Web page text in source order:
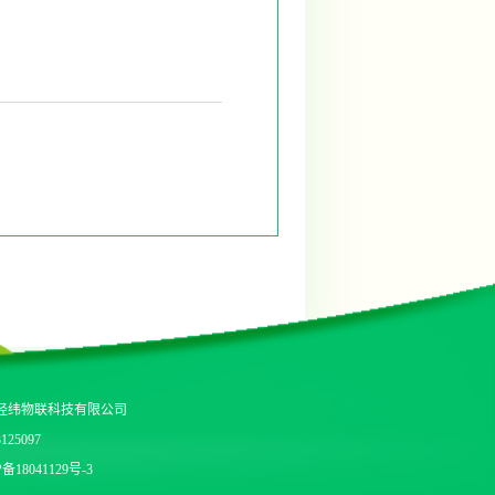
纬物联科技有限公司
18041129号-3